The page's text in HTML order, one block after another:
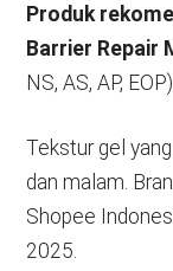
Produk
Barrier Repair
NS, AS, AP,
Tekstur gel
dan malam.
Shopee
2025.